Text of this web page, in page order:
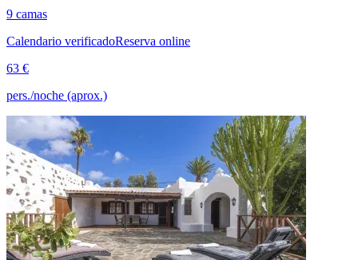
9 camas
Calendario verificadoReserva online
63 €
pers./noche (aprox.)